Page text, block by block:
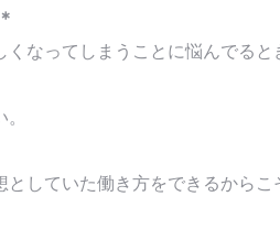
ってしまうことに悩んでると
していた働き方をできるから